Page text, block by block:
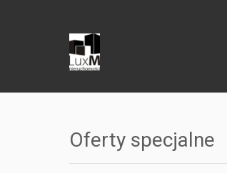
Oferty specjalne